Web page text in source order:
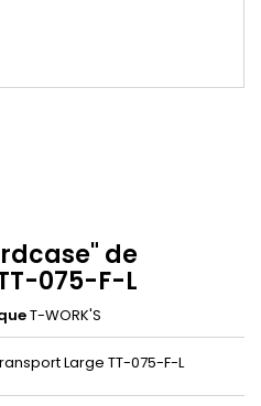
de
075-F-L
T-WORK'S
Large TT-075-F-L